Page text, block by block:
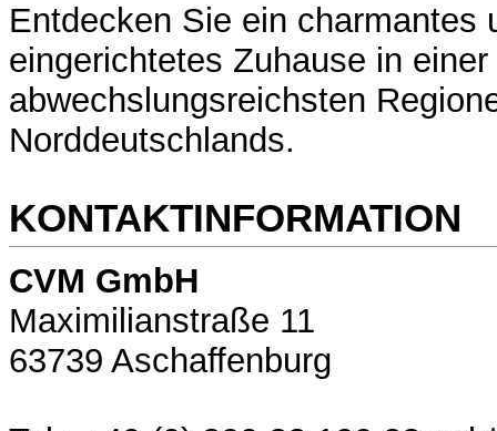
Entdecken Sie ein charmantes
eingerichtetes Zuhause in einer
abwechslungsreichsten
Norddeutschlands.
KONTAKTINFORMATION
CVM GmbH
Maximilianstraße 11
63739 Aschaffenburg